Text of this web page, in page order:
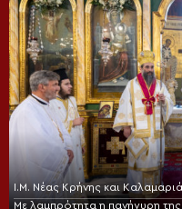
Ι.Μ. Νέας Κρήνης και
Με λαμπρότητα η πανήγυρη